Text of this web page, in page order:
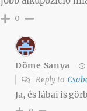
0
Döme Sanya
Reply to
Ja, és lábai is